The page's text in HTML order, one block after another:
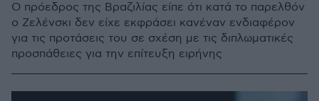
Ο πρόεδρος της Βραζιλίας είπε ότι κατά το παρελθόν
ο Ζελένσκι δεν είχε εκφράσει κανέναν ενδιαφέρον
για τις προτάσεις του σε σχέση με τις διπλωματικές
προσπάθειες για την επίτευξη ειρήνης